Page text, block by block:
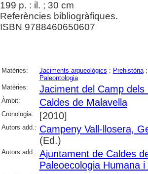
199 p. : il. ; 30 cm
Referències bibliogràfiques.
ISBN 9788460650607
Matèries: Jaciments arqueològics ; Prehistòria
Paleontologia
Matèries:
Jaciment del Camp
Àmbit: Caldes de Malavella
Cronologia: [2010]
Autors add.: Campeny Vall-llosera,
(Ed.)
Autors add.: Ajuntament de Caldes
Paleoecologia Humana